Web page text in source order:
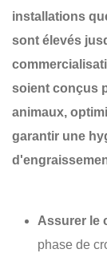
installations
sont élevés
soient conçus
animaux,
garantir une
Assurer le
phase de